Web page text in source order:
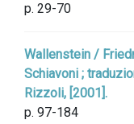
p. 29-70
Wallenstein /
Schiavoni ;
Rizzoli, [2001].
p. 97-184